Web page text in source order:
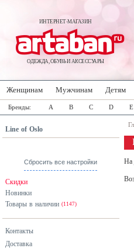
ИНТЕРНЕТ-МАГАЗИН
ОДЕЖДА, ОБУВЬ И АКСЕССУАРЫ
Женщинам Мужчинам Детям
Бренды: A B C D E
Line of Oslo
Сбросить все настройки
Скидки
Новинки
Товары в наличии (1147)
Контакты
Доставка
На